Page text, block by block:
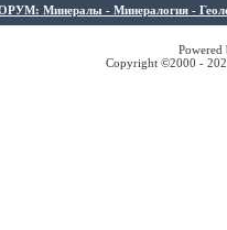
Минералы - Минералогия -
Copyright ©2000 -